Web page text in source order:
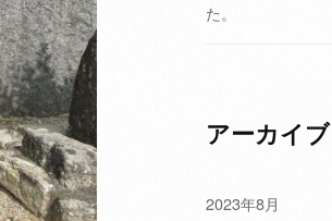
た。
アーカイブ
2023年8月